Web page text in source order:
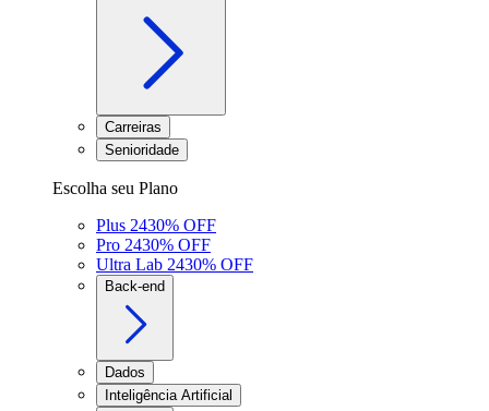
Carreiras
Senioridade
Escolha seu Plano
Plus 2430% OFF
Pro 2430% OFF
Ultra Lab 2430% OFF
Back-end
Dados
Inteligência Artificial